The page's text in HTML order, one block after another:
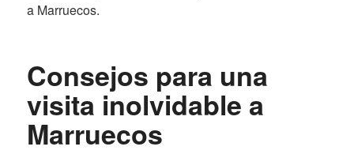
a Marruecos.
Consejos para una
visita inolvidable a
Marruecos